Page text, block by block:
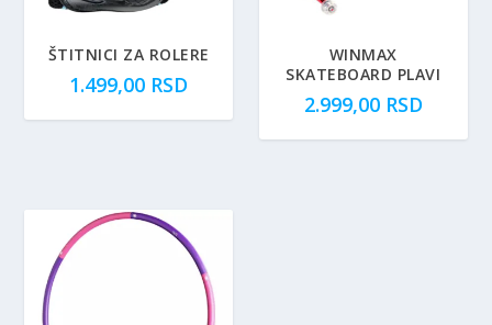
ŠTITNICI ZA ROLERE
1.499,00 RSD
WINMAX
SKATEBOARD PLAVI
2.999,00 RSD